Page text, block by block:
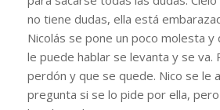
no tiene dudas, ella está
Nicolás se pone un poco molesta y
le puede hablar se levanta y se va.
perdón y que se quede. Nico se le
pregunta si se lo pide por ella,